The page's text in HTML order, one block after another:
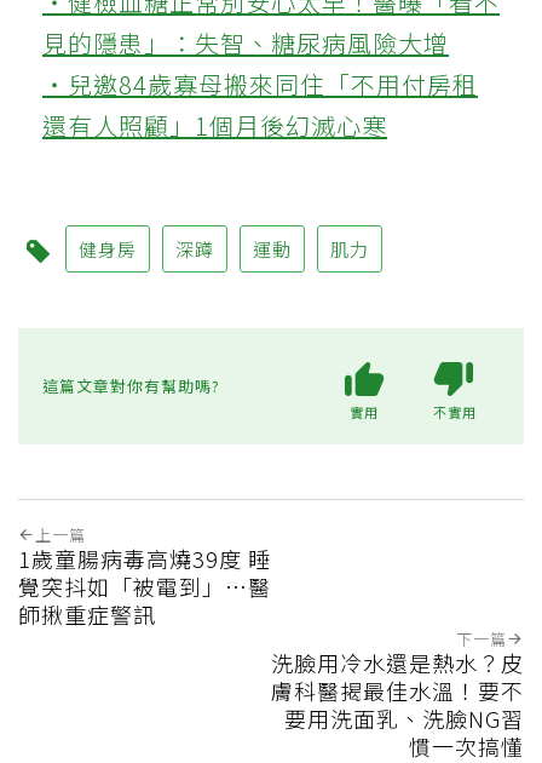
見的隱患」：失智、糖尿病風險大增
‧兒邀84歲寡母搬來同住「不用付房租
還有人照顧」1個月後幻滅心寒
健身房 深蹲 運動 肌力
這篇文章對你有幫助嗎?
實用 不實用
上一篇
1歲童腸病毒高燒39度 睡
覺突抖如「被電到」…醫
師揪重症警訊
下一篇
洗臉用冷水還是熱水？皮
膚科醫揭最佳水溫！要不
要用洗面乳、洗臉NG習
慣一次搞懂